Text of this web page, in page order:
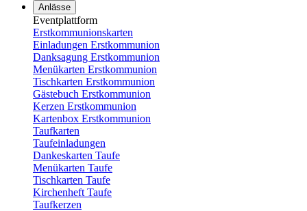
Anlässe
Eventplattform
Erstkommunionskarten
Einladungen Erstkommunion
Danksagung Erstkommunion
Menükarten Erstkommunion
Tischkarten Erstkommunion
Gästebuch Erstkommunion
Kerzen Erstkommunion
Kartenbox Erstkommunion
Taufkarten
Taufeinladungen
Dankeskarten Taufe
Menükarten Taufe
Tischkarten Taufe
Kirchenheft Taufe
Taufkerzen